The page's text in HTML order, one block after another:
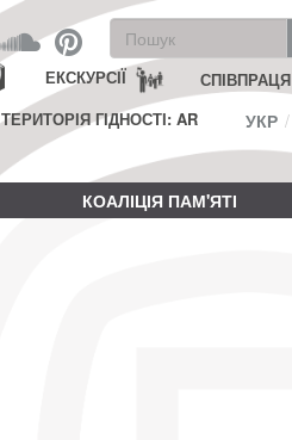
Пошукова
форма
Пошук СПІВПРАЦЯ
ЕКСКУРСІЇ
ТЕРИТОРІЯ ГІДНОСТІ: AR
УКР
КОАЛІЦІЯ ПАМ'ЯТІ